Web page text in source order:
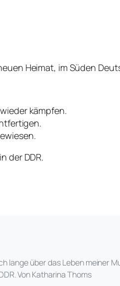
Heimat, im Süden
kämpfen.
der DDR.
über das Leben meiner
Von Katharina Thoms